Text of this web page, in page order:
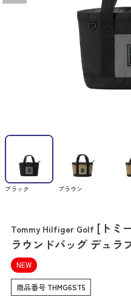
ブラック ブラウン
Tommy Hilfiger Golf [トミ
ラウンドバッグ デュラ
NEW
商品番号 THMG6ST5